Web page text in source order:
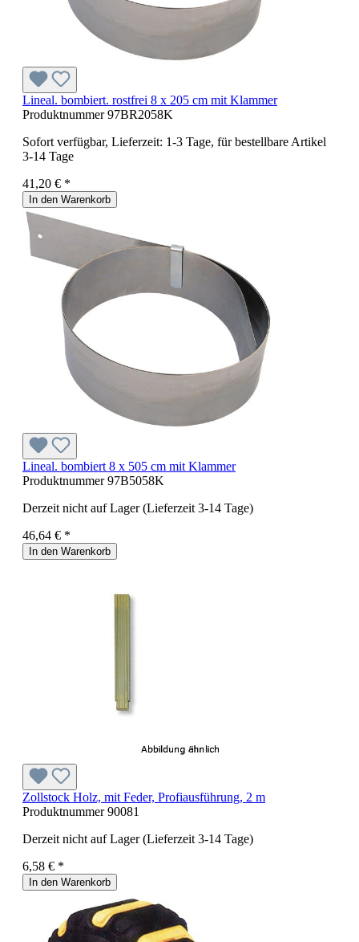
Lineal. bombiert. rostfrei 8 x 205 cm mit Klammer
Produktnummer97BR2058K
Sofort verfügbar, Lieferzeit: 1-3 Tage, für bestellbare Artikel
3-14 Tage
41,20 € *
In den Warenkorb
Lineal. bombiert 8 x 505 cm mit Klammer
Produktnummer97B5058K
Derzeit nicht auf Lager (Lieferzeit 3-14 Tage)
46,64 € *
In den Warenkorb
Zollstock Holz, mit Feder, Profiausführung, 2 m
Produktnummer90081
Derzeit nicht auf Lager (Lieferzeit 3-14 Tage)
6,58 € *
In den Warenkorb